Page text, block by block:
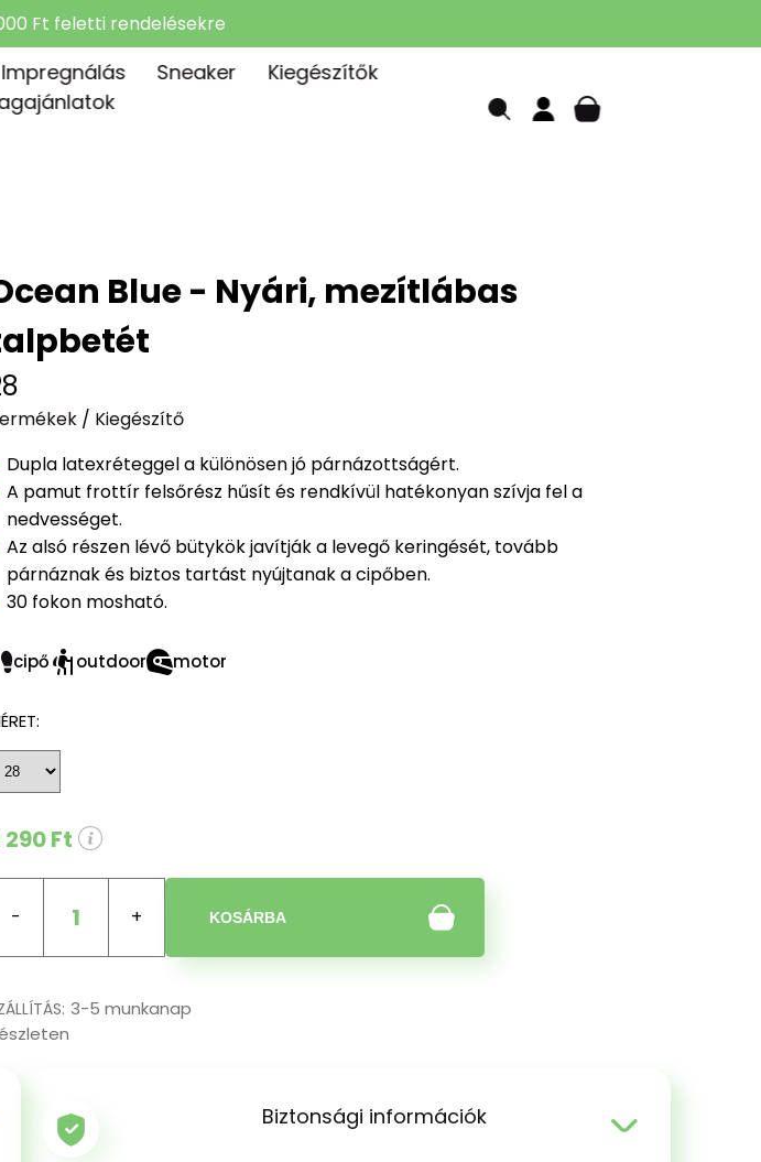
Ft feletti rendelésekre
Impregnálás Sneaker
Kiegészítők
Blue - Nyári, mezítlábas
/ Kiegészítő
Dupla latexréteggel a különösen jó párnázottságért.
A pamut frottír felsőrész hűsít és rendkívül hatékonyan szívja fel a
nedvességet.
Az alsó részen lévő bütykök javítják a levegő keringését, tovább
párnáznak és biztos tartást nyújtanak a cipőben.
30 fokon mosható.
cipő outdoor motor
290 Ft
1 KOSÁRBA
3-5 munkanap
Biztonsági információk